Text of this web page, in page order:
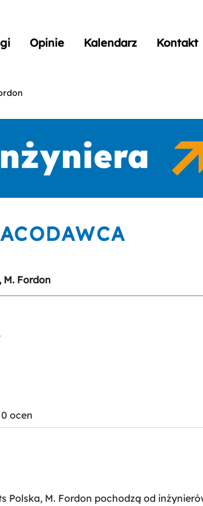
Opinie Kalendarz Kontakt
Fordon
ocen
Polska, M. Fordon pochodzą od